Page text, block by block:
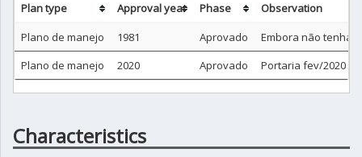
Plan type Approval year Phase
Observation
Plano de manejo
1981 Aprovado
Embora não tenha
Plano de manejo
2020 Aprovado Portaria fev/2020
Characteristics